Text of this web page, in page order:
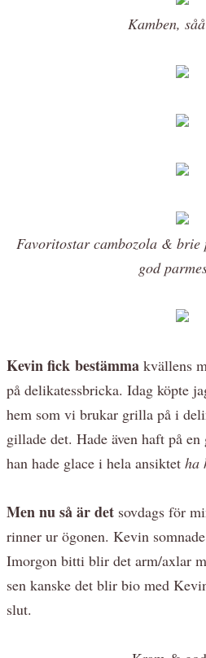
Kamben,
Favoritostar cambozola &
god
Kevin fick bestämma kvällens
på delikatessbricka. Idag köpte
hem som vi brukar grilla på i
gillade det. Hade även haft på
han hade glace i hela ansiktet ha
Men nu så är det sovdags för
rinner ur ögonen. Kevin
Imorgon bitti blir det arm/axlar
sen kanske det blir bio med
slut.